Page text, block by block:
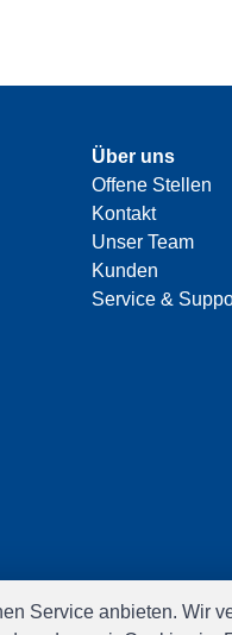
Über uns
Offene Stellen
Kontakt
Unser Team
Kunden
Service &
Service anbieten. Wir